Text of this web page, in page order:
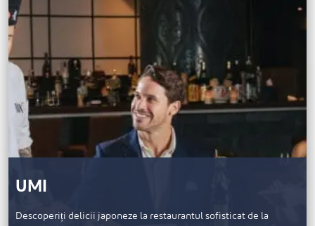
UMI
Descoperiți delicii japoneze la restaurantul sofisticat de la